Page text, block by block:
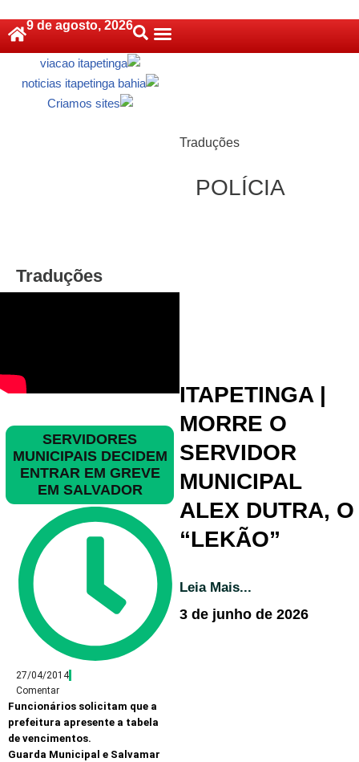
Pular
conteúdo
9 de agosto, 2026
Traduções
SERVIDORES
MUNICIPAIS DECIDEM
ENTRAR EM GREVE
EM SALVADOR
27/04/2014
Comentar
Funcionários solicitam que a
prefeitura apresente a tabela
de vencimentos.
Guarda Municipal e Salvamar
Traduções
POLÍCIA
ITAPETINGA |
MORRE O
SERVIDOR
MUNICIPAL
ALEX DUTRA, O
“LEKÃO”
Leia Mais...
3 de junho de 2026